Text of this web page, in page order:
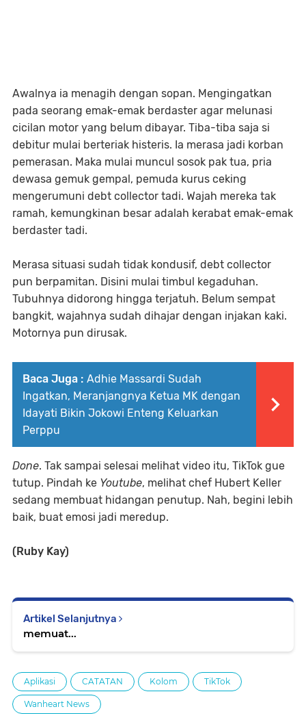
Awalnya ia menagih dengan sopan. Mengingatkan
pada seorang emak-emak berdaster agar melunasi
cicilan motor yang belum dibayar. Tiba-tiba saja si
debitur mulai berteriak histeris. Ia merasa jadi korban
pemerasan. Maka mulai muncul sosok pak tua, pria
dewasa gemuk gempal, pemuda kurus ceking
mengerumuni debt collector tadi. Wajah mereka tak
ramah, kemungkinan besar adalah kerabat emak-emak
berdaster tadi.
Merasa situasi sudah tidak kondusif, debt collector
pun berpamitan. Disini mulai timbul kegaduhan.
Tubuhnya didorong hingga terjatuh. Belum sempat
bangkit, wajahnya sudah dihajar dengan injakan kaki.
Motornya pun dirusak.
Baca Juga : Adhie Massardi Sudah
Ingatkan, Meranjangnya Ketua MK dengan
Idayati Bikin Jokowi Enteng Keluarkan
Perppu
Done. Tak sampai selesai melihat video itu, TikTok gue
tutup. Pindah ke Youtube, melihat chef Hubert Keller
sedang membuat hidangan penutup. Nah, begini lebih
baik, buat emosi jadi meredup.
(Ruby Kay)
Artikel Selanjutnya
memuat...
Aplikasi CATATAN Kolom TikTok
Wanheart News